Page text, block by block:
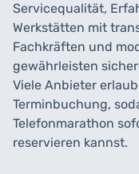
Servicequalität,
Werkstätten mit
Fachkräften und
gewährleisten
Viele Anbieter
Terminbuchung,
Telefonmarathon
reservieren kannst.